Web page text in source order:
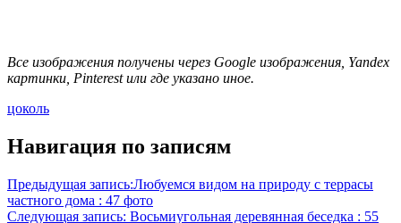
Все изображения получены через Google изображения, Yandex
картинки, Pinterest или где указано иное.
цоколь
Навигация по записям
Предыдущая запись:Любуемся видом на природу с террасы
частного дома : 47 фото
Следующая запись: Восьмиугольная деревянная беседка : 55